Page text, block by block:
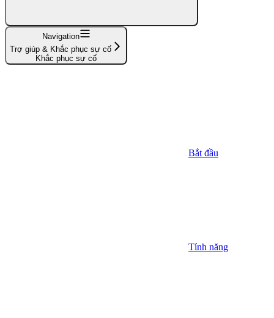
Navigation
Trợ giúp & Khắc phục sự cố
Khắc phục sự cố
Bắt đầu
Tính năng